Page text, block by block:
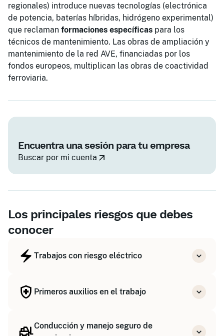
regionales) introduce nuevas tecnologías (electrónica
de potencia, baterías híbridas, hidrógeno experimental)
que reclaman formaciones específicas para los
técnicos de mantenimiento. Las obras de ampliación y
mantenimiento de la red AVE, financiadas por los
fondos europeos, multiplican las obras de coactividad
ferroviaria.
Encuentra una sesión para tu empresa
Buscar por mi cuenta
Los principales riesgos que debes
conocer
Trabajos con riesgo eléctrico
el nivel de cualificación y la tensión.
Primeros auxilios en el trabajo
de personal formado en primeros auxilios.
Conducción y manejo seguro de